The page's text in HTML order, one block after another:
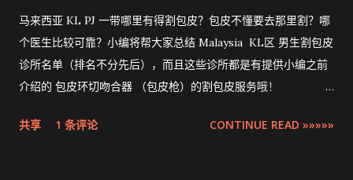
马来西亚 KL PJ 一带哪里有得割包皮？包皮不懂要去那里割？哪
个医生比较可靠？小编将帮大家总结 Malaysia KL区 男生割包皮
诊所名单（排名不分先后），而且这些诊所都是有提供小编之前
介绍的 包皮环切吻合器 （包皮枪）的割包皮服务哦！
Klang Valley 。
共享 1 条评论 CONTINUE READ »»»»»